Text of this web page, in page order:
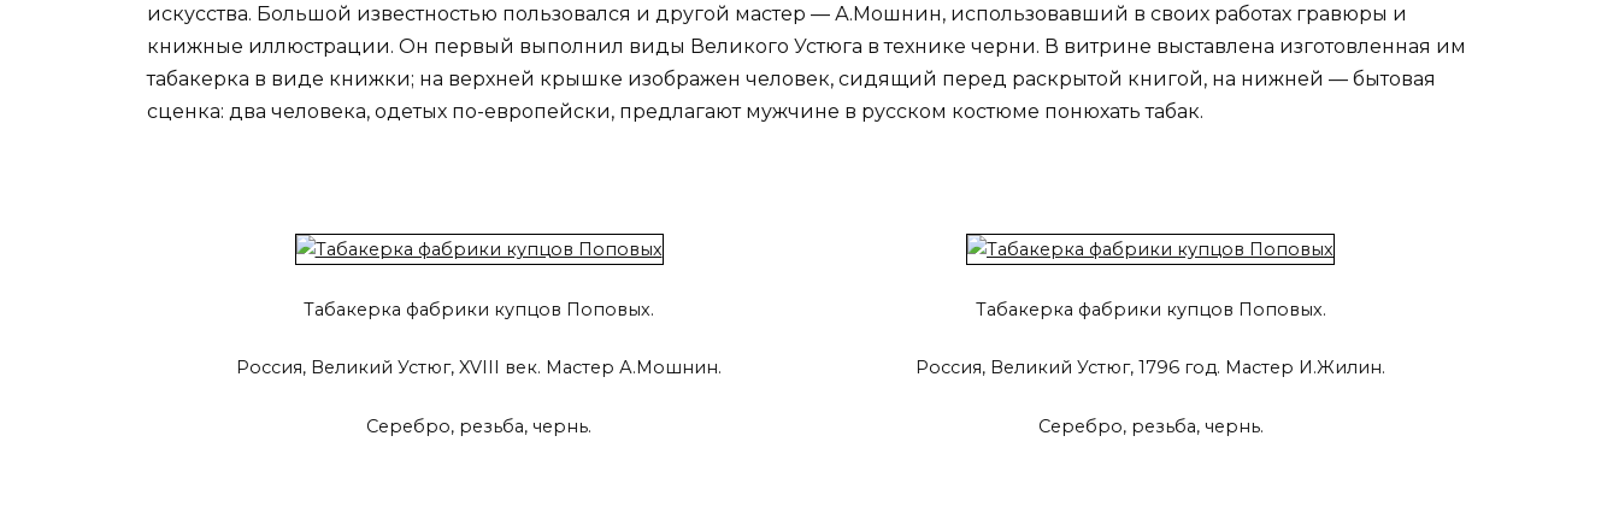
искусства. Большой известностью пользовался и другой мастер — А.Мошнин, использовавший в своих работах гравюры и
книжные иллюстрации. Он первый выполнил виды Великого Устюга в технике черни. В витрине выставлена изготовленная им
табакерка в виде книжки; на верхней крышке изображен человек, сидящий перед раскрытой книгой, на нижней — бытовая
сценка: два человека, одетых по-европейски, предлагают мужчине в русском костюме понюхать табак.
Табакерка фабрики купцов Поповых.
Россия, Великий Устюг, XVIII век. Мастер А.Мошнин.
Серебро, резьба, чернь.
Табакерка фабрики купцов Поповых.
Россия, Великий Устюг, 1796 год. Мастер И.Жилин.
Серебро, резьба, чернь.